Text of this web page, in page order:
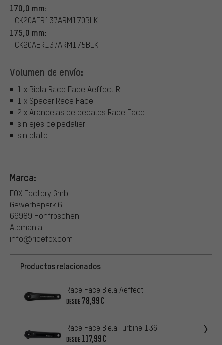
170,0 mm:
CK20AER137ARM170BLK
175,0 mm:
CK20AER137ARM175BLK
Volumen de envío:
1 x Biela Race Face Aeffect R
1 x Spacer Race Face
2 x Arandelas de pedales Race Face
sin ejes de pedalier
sin plato
Marca:
FOX Factory GmbH
Gewerbepark 6
66989 Höhfröschen
Alemania
info@ridefox.com
Productos relacionados
Race Face Biela Aeffect
DESDE 78,99€
Race Face Biela Turbine 136
DESDE 117,99€